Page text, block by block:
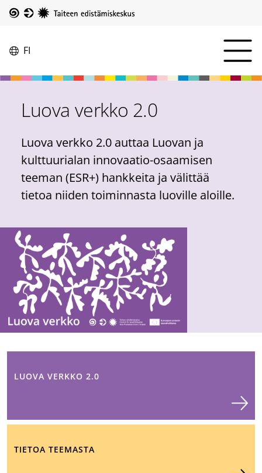
Hyppää
pääsisältöön
menu
valikko
Vaihda
nykyinen
FI
Luova verkko 2.0
Luova verkko 2.0 auttaa Luovan ja
kulttuurialan innovaatio-osaamisen
teeman (ESR+) hankkeita ja välittää
tietoa niiden toiminnasta luoville aloille.
LUOVA VERKKO 2.0
TIETOA TEEMASTA